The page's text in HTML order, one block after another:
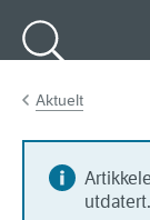
Aktuelt
utdatert.